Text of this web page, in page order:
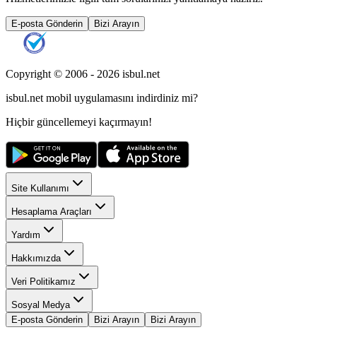
E-posta Gönderin Bizi Arayın
Copyright © 2006 - 2026 isbul.net
isbul.net mobil uygulamasını indirdiniz mi?
Hiçbir güncellemeyi kaçırmayın!
Site Kullanımı
Hesaplama Araçları
Yardım
Hakkımızda
Veri Politikamız
Sosyal Medya
E-posta Gönderin
Bizi Arayın Bizi Arayın